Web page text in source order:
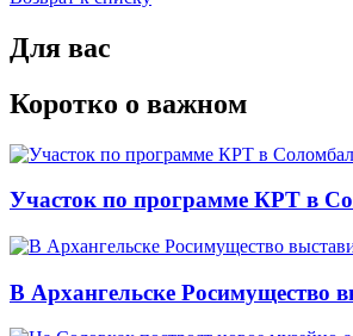
Для вас
Коротко о важном
Участок по программе КРТ в
В Архангельске Росимущество